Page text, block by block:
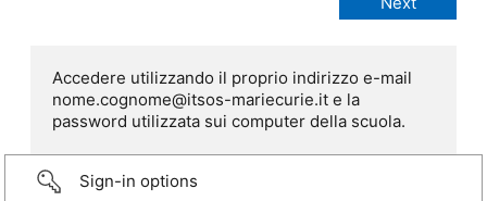
Accedere utilizzando il proprio indirizzo e-mail
nome.cognome@itsos-mariecurie.it e la
password utilizzata sui computer della scuola.
Sign-in options